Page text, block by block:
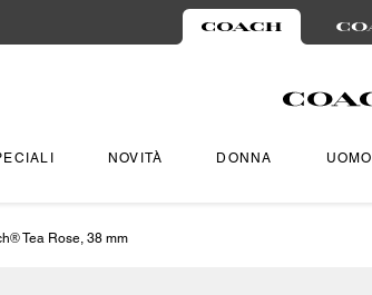
NOVITÀ DONNA UOMO
Tea Rose, 38 mm